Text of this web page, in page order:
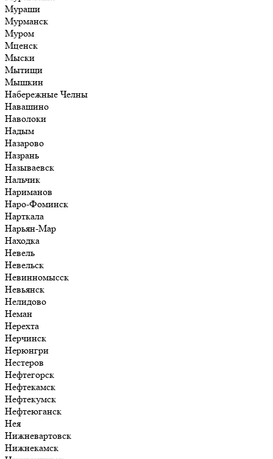
Мураши
Мурманск
Муром
Мценск
Мыски
Мытищи
Мышкин
Набережные Челны
Навашино
Наволоки
Надым
Назарово
Назрань
Называевск
Нальчик
Нариманов
Наро-Фоминск
Нарткала
Нарьян-Мар
Находка
Невель
Невельск
Невинномысск
Невьянск
Нелидово
Неман
Нерехта
Нерчинск
Нерюнгри
Нестеров
Нефтегорск
Нефтекамск
Нефтекумск
Нефтеюганск
Нея
Нижневартовск
Нижнекамск